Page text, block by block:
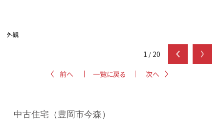
外観
1 / 20
前へ 一覧に戻る 次へ
中古住宅（豊岡市今森）